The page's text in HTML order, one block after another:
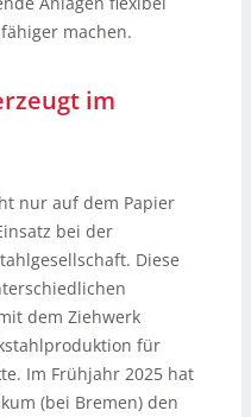
machen.
im
nur auf dem Papier
bei der
Diese
dem Ziehwerk
für
Im Frühjahr 2025 hat
(bei Bremen) den